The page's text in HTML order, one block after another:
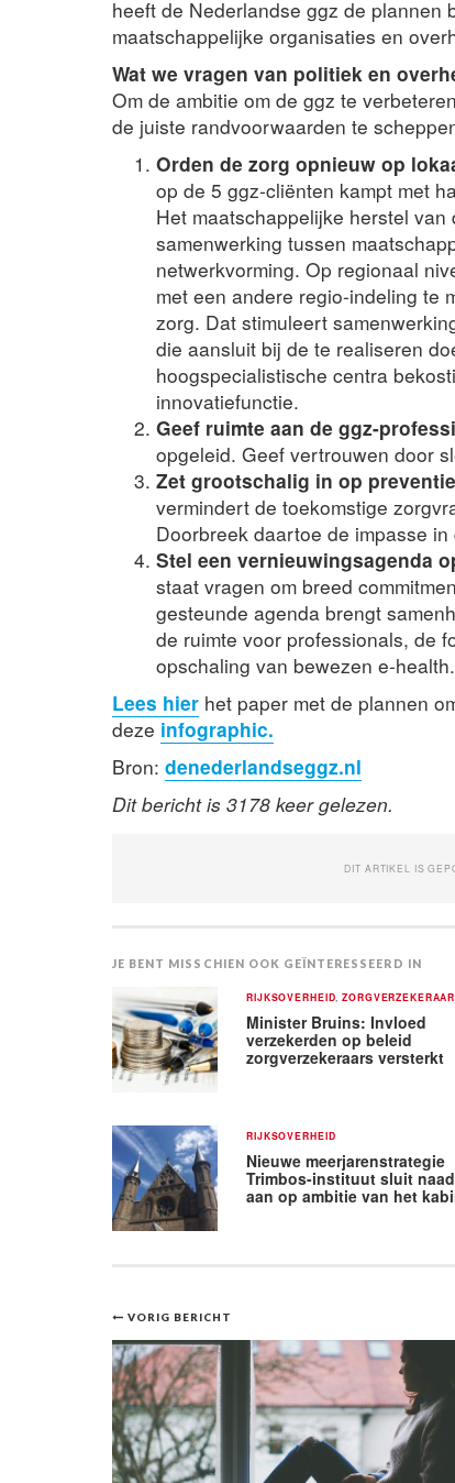
heeft de Nederlandse ggz de plannen
maatschappelijke organisaties en
Wat we vragen van politiek en
Om de ambitie om de ggz te
de juiste randvoorwaarden te
Orden de zorg opnieuw op
op de 5 ggz-cliënten kampt met
Het maatschappelijke herstel
samenwerking tussen
netwerkvorming. Op regionaal
met een andere regio-indeling te
zorg. Dat stimuleert
die aansluit bij de te realiseren
hoogspecialistische centra
innovatiefunctie.
Geef ruimte aan de ggz-
opgeleid. Geef vertrouwen door
Zet grootschalig in op preventie
vermindert de toekomstige
Doorbreek daartoe de impasse
Stel een vernieuwingsagenda
staat vragen om breed
gesteunde agenda brengt
de ruimte voor professionals, de
opschaling van bewezen e-health.
Lees hier het paper met de plannen
deze infographic.
Bron: denederlandseggz.nl
Dit bericht is 3178 keer gelezen.
DIT ARTIKEL IS
JE BENT MISSCHIEN OOK GEÏNTERESSEERD IN
RIJKSOVERHEID ,
Minister Bruins: Invloed
verzekerden op beleid
zorgverzekeraars versterkt
RIJKSOVERHEID
Nieuwe meerjarenstrategie
Trimbos-instituut sluit
aan op ambitie van het
Bericht
navigatie
VORIG BERICHT